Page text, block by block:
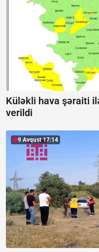
Küləkli hava şəraiti
verildi
9 Avqust 17:14